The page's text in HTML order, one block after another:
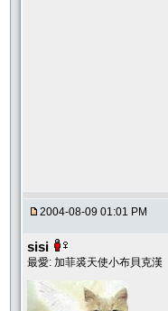
2004-08-09 01:01 PM
sisi
最愛: 加菲裘天使小布貝克漢